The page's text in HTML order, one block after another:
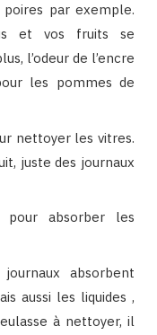
par exemple.
et vos fruits se
l’odeur de l’encre
les pommes de
nettoyer les vitres.
juste des journaux
pour absorber les
absorbent
aussi les liquides ,
à nettoyer, il